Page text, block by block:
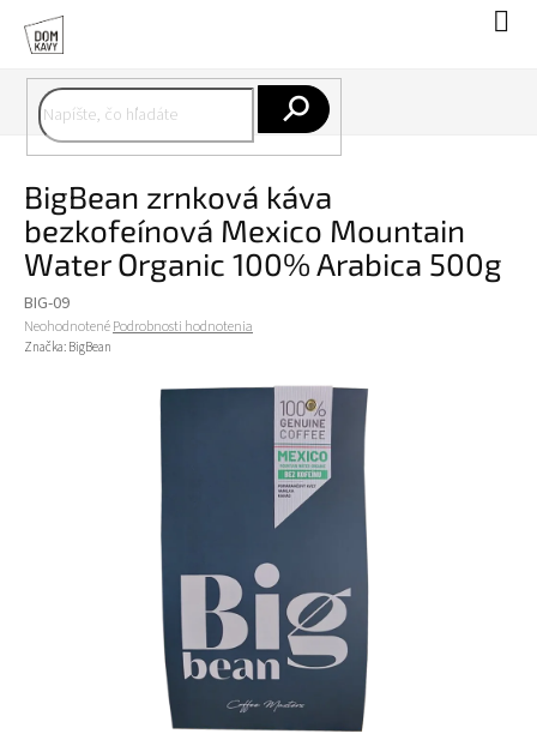
obsah
BigBean zrnková káva
bezkofeínová Mexico Mountain
Water Organic 100% Arabica 500g
BIG-09
Priemerné
hodnotenie
NeohodnotenéPodrobnosti hodnotenia
Značka: BigBean